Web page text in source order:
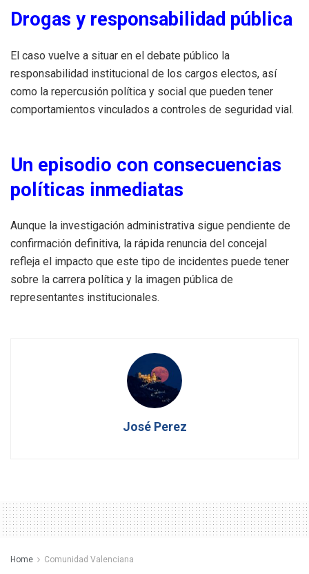
Drogas y responsabilidad pública
El caso vuelve a situar en el debate público la
responsabilidad institucional de los cargos electos, así
como la repercusión política y social que pueden tener
comportamientos vinculados a controles de seguridad vial.
Un episodio con consecuencias
políticas inmediatas
Aunque la investigación administrativa sigue pendiente de
confirmación definitiva, la rápida renuncia del concejal
refleja el impacto que este tipo de incidentes puede tener
sobre la carrera política y la imagen pública de
representantes institucionales.
José Perez
Home Comunidad Valenciana